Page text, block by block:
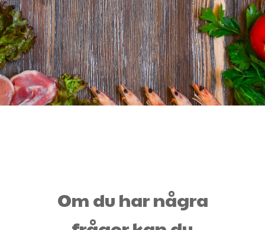
Om du har några